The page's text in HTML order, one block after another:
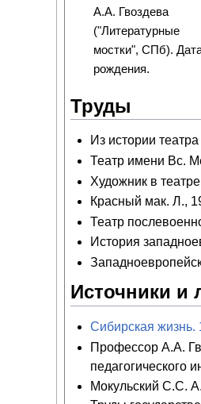
А.А. Гвоздева
("Литературные
мостки", СПб).
рождения.
Труды
Из истории
Театр имени Вс.
Художник в
Красный мак. Л.,
Театр
История
Источники и
Сибирская жизнь.
Профессор А.А.
педагогического
Мокульский С.С.